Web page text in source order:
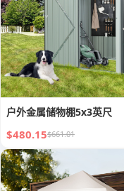
户外金属储物棚5x3英尺
$480.15$661.01